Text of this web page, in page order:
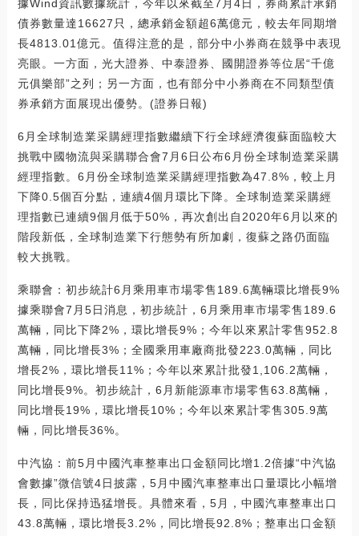
據Wind資訊數據統計，今年以來截至7月4日，券商累計承銷
債券數量達16627只，總承銷金額超6萬億元，較去年同期增
長4813.01億元。值得注意的是，部分中小券商在競爭中表現
亮眼。一方面，光大證券、中泰證券、國開證券等位居“千億
元俱樂部”之列；另一方面，也有部分中小券商在不同類型債
券承銷方面展現出優勢。(證券日報)
6月全球制造業采購經理指數繼續下行全球經濟復蘇面臨較大
挑戰中國物流與采購聯合會7月6日公布6月份全球制造業采購
經理指數。6月份全球制造業采購經理指數為47.8%，較上月
下降0.5個百分點，連續4個月環比下降。全球制造業采購經
理指數已連續9個月低于50%，再次創出自2020年6月以來的
階段新低，全球制造業下行態勢有所加劇，復蘇之路仍面臨
較大挑戰。
乘聯會：初步統計6月乘用車市場零售189.6萬輛環比增長9%
據乘聯會7月5日消息，初步統計，6月乘用車市場零售189.6
萬輛，同比下降2%，環比增長9%；今年以來累計零售952.8
萬輛，同比增長3%；全國乘用車廠商批發223.0萬輛，同比
增長2%，環比增長11%；今年以來累計批發1,106.2萬輛，
同比增長9%。初步統計，6月新能源車市場零售63.8萬輛，
同比增長19%，環比增長10%；今年以來累計零售305.9萬
輛，同比增長36%。
中汽協：前5月中國汽車整車出口金額同比增1.2倍據“中汽協
會數據”微信號4日披露，5月中國汽車整車出口量環比小幅增
長，同比保持迅猛增長。具體來看，5月，中國汽車整車出口
43.8萬輛，環比增長3.2%，同比增長92.8%；整車出口金額